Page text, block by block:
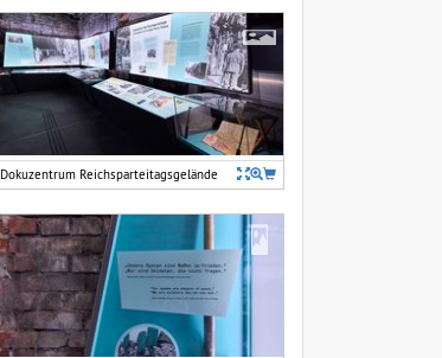
Dokuzentrum Reichsparteitagsgelände